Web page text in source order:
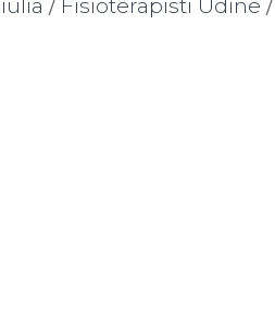
/ Fisioterapisti Udine /